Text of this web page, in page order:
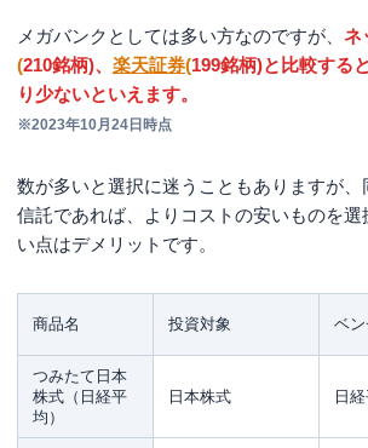
メガバンクとしては多い方なのですが、 ネ
(210銘柄)、 楽天証券(199銘柄)と比較する
り少ないといえます。
※2023年10月24日時点
数が多いと選択に迷うこともありますが
信託であれば、よりコストの安いものを
い点はデメリットです。
商品名 投資対象 ベン
つみたて日本
株式（日経平
均）
日本株式 日